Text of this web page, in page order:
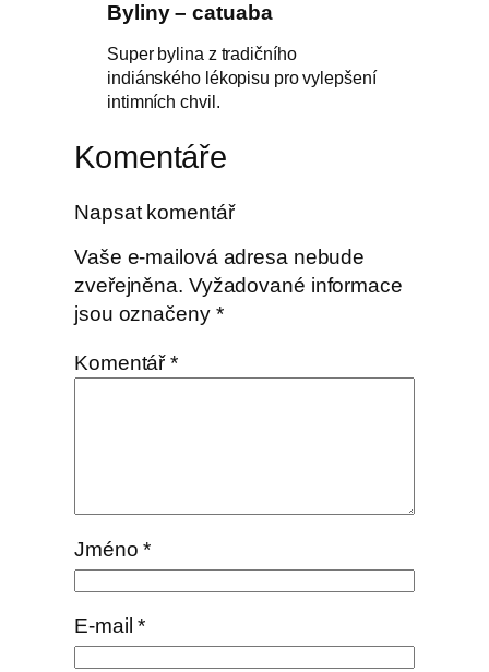
Byliny – catuaba
Super bylina z tradičního
indiánského lékopisu pro vylepšení
intimních chvil.
Komentáře
Napsat komentář
Vaše e-mailová adresa nebude
zveřejněna. Vyžadované informace
jsou označeny *
Komentář*
Jméno*
E-mail*